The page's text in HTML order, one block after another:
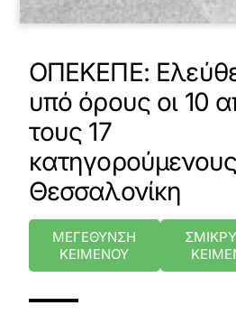
ΟΠΕΚΕΠΕ:
υπό όρους οι 10
τους 17
Θεσσαλονίκη
ΜΕΓΕΘΥΝΣΗ
ΚΕΙΜΕΝΟΥ